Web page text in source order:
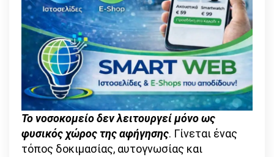
Το νοσοκομείο δεν λειτουργεί μόνο ως
φυσικός χώρος της αφήγησης. Γίνεται ένας
τόπος δοκιμασίας, αυτογνωσίας και